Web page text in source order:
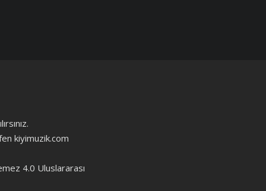
kiyimuzik.com
4.0 Uluslararası